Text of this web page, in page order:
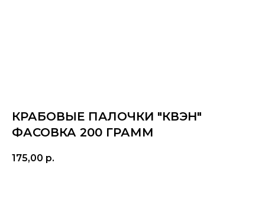
КРАБОВЫЕ ПАЛОЧКИ "КВЭН"
ФАСОВКА 200 ГРАММ
175,00 р.